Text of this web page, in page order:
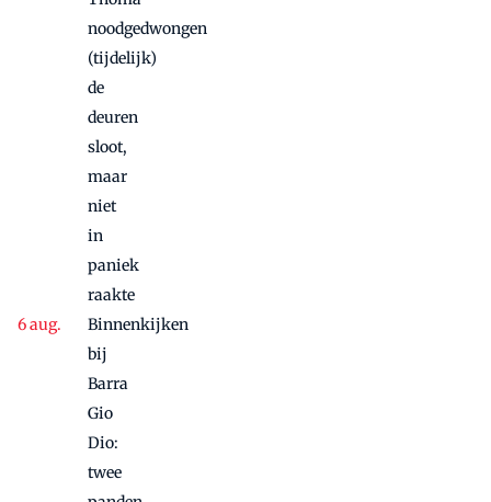
noodgedwongen
(tijdelijk)
de
deuren
sloot,
maar
niet
in
paniek
raakte
Binnenkijken
bij
Barra
Gio
Dio:
twee